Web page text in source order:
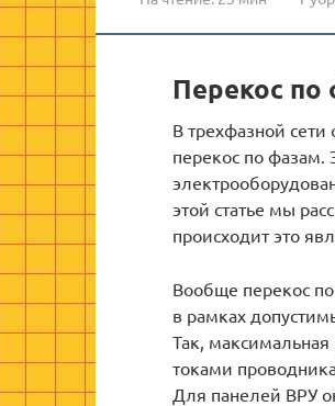
Перекос по
В трехфазной
перекос по фазам.
этой статье мы
происходит это
Вообще перекос по
в рамках
Так,
токами
Для панелей ВРУ